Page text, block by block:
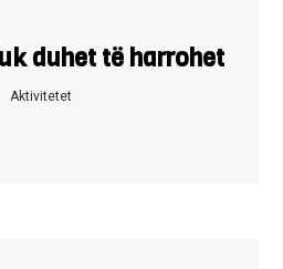
duhet të harrohet
Aktivitetet